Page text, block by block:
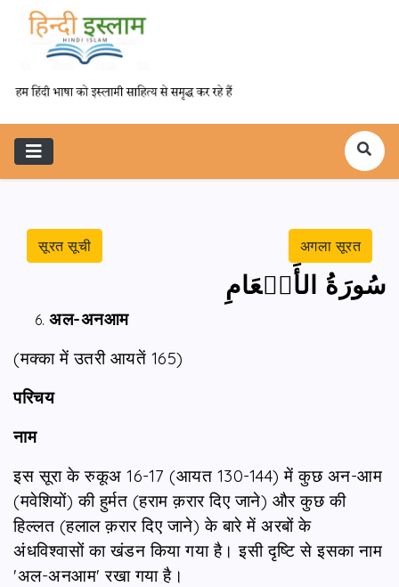
सूरत सूची अगला सूरत
سُورَةُ الأَنۡعَامِ
अल-अनआम
(मक्‍का में उतरी आयतें 165)
परिचय
नाम
इस सूरा के रुकूअ 16-17 (आयत 130-144) में कुछ अन-आम
(मवेशियों) की हुर्मत (हराम क़रार दिए जाने) और कुछ की
हिल्लत (हलाल क़रार दिए जाने) के बारे में अरबों के
अंधविश्वासों का खंडन किया गया है। इसी दृष्टि से इसका नाम
'अल-अनआम' रखा गया है।